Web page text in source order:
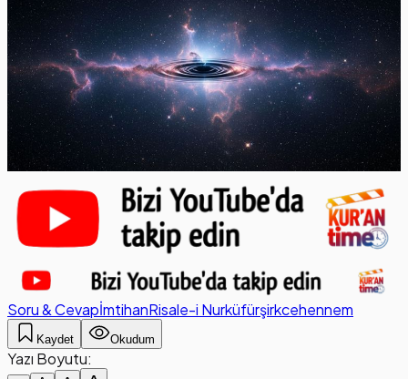
Soru & CevapİmtihanRisale-i Nurküfürşirkcehennem
Kaydet Okudum
Yazı Boyutu: